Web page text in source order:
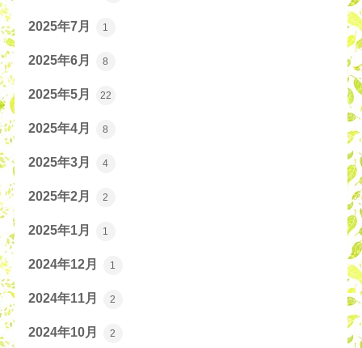
2025年7月 1
2025年6月 8
2025年5月 22
2025年4月 8
2025年3月 4
2025年2月 2
2025年1月 1
2024年12月 1
2024年11月 2
2024年10月 2